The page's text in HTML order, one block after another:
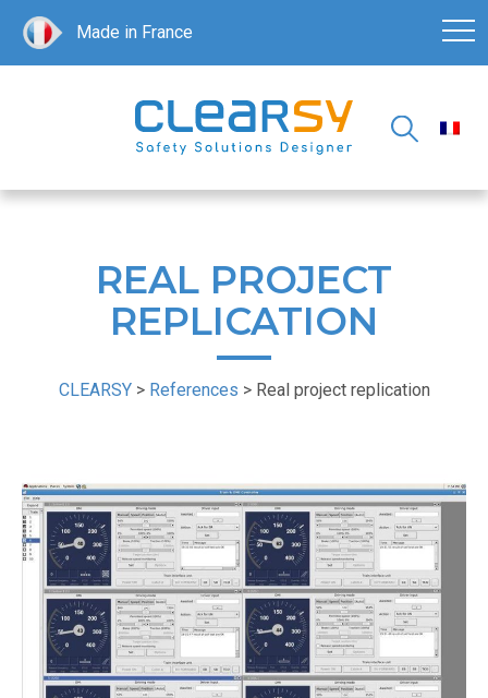
Made in France
REAL PROJECT
REPLICATION
CLEARSY> References > Real project replication